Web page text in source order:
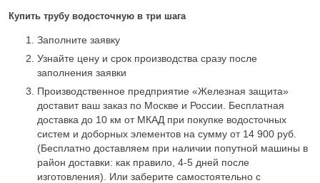
Купить трубу водосточную в три шага
Заполните заявку
Узнайте цену и срок производства сразу после
заполнения заявки
Производственное предприятие «Железная защита»
доставит ваш заказ по Москве и России. Бесплатная
доставка до 10 км от МКАД при покупке водосточных
систем и доборных элементов на сумму от 14 900 руб.
(Бесплатно доставляем при наличии попутной машины в
район доставки: как правило, 4-5 дней после
изготовления). Или заберите самостоятельно с